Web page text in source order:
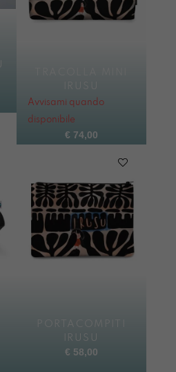
Avvisami quando
disponibile
€ 74,00
PORTACOMPITI
IRUSU
€ 58,00